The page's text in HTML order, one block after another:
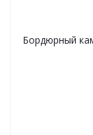
Бордюрный